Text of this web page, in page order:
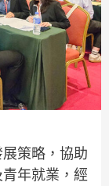
策略，協助
年就業，經